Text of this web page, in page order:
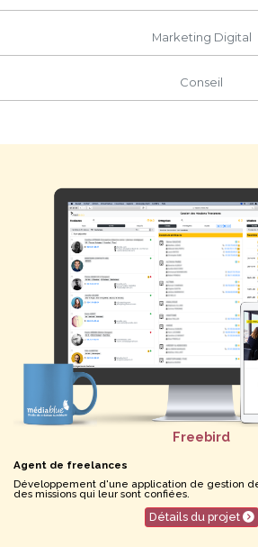
Marketing Digital
Conseil
Freebird
Agent de freelances
Développement d'une application de gestion
des missions qui leur sont confiées.
Détails du projet